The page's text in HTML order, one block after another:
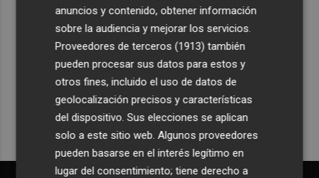
Recibe toda la actualidad de
Plaza Podcast en tu correo
Quiero suscribirme
anuncios y contenido, obtener información
sobre la audiencia y mejorar los servicios.
Proveedores de terceros (1913) también
pueden procesar sus datos para estos y
otros fines, incluido el uso de datos de
geolocalización precisos y características
del dispositivo. Sus elecciones se aplican
solo a este sitio web. Algunos proveedores
pueden basarse en el interés legítimo en
lugar del consentimiento; tiene derecho a